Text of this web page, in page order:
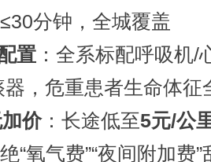
分钟，全城覆盖
置 ：全系标配呼吸机/
，危重患者生命体征
价：长途低至5元/公
“氧气费”“夜间附加费”